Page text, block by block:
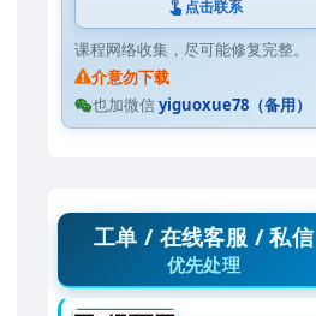
点击联系
课程网络收集，尽可能修复完整。
介意勿下载
也加微信yiguoxue78（备用）
工单 / 在线客服 / 私信
优先处理